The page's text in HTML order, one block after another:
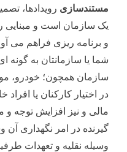
مستندسازی رویدادها،
یک سازمان است و مبنایی
و برنامه ریزی فراهم می
شما یا سازمانتان به گونه
سازمان همچون؛ خودرو،
در اختیار کارکنان یا
مالی و نیز افزایش توجه
گیرنده در امر نگهداری
وسیله نقلیه و تعهدات